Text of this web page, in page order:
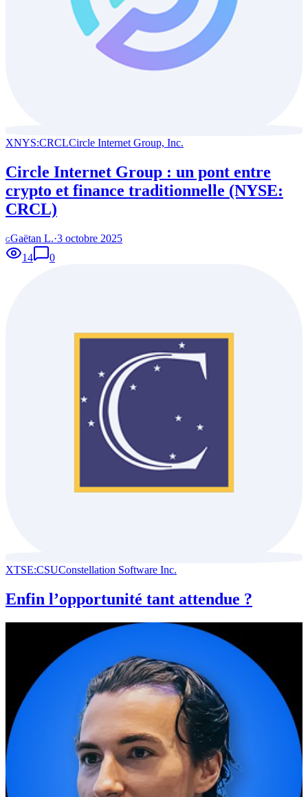
XNYS:CRCLCircle Internet Group, Inc.
Circle Internet Group : un pont entre
crypto et finance traditionnelle (NYSE:
CRCL)
GGaëtan L.·3 octobre 2025
14
0
XTSE:CSUConstellation Software Inc.
Enfin l’opportunité tant attendue ?